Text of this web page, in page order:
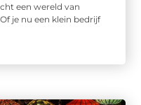
een wereld van
je nu een klein bedrijf